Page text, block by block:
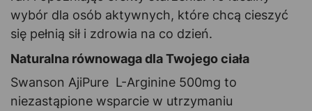
wybór dla osób aktywnych, które chcą cieszyć
się pełnią sił i zdrowia na co dzień.
Naturalna równowaga dla Twojego ciała
Swanson AjiPure L-Arginine 500mg to
niezastąpione wsparcie w utrzymaniu